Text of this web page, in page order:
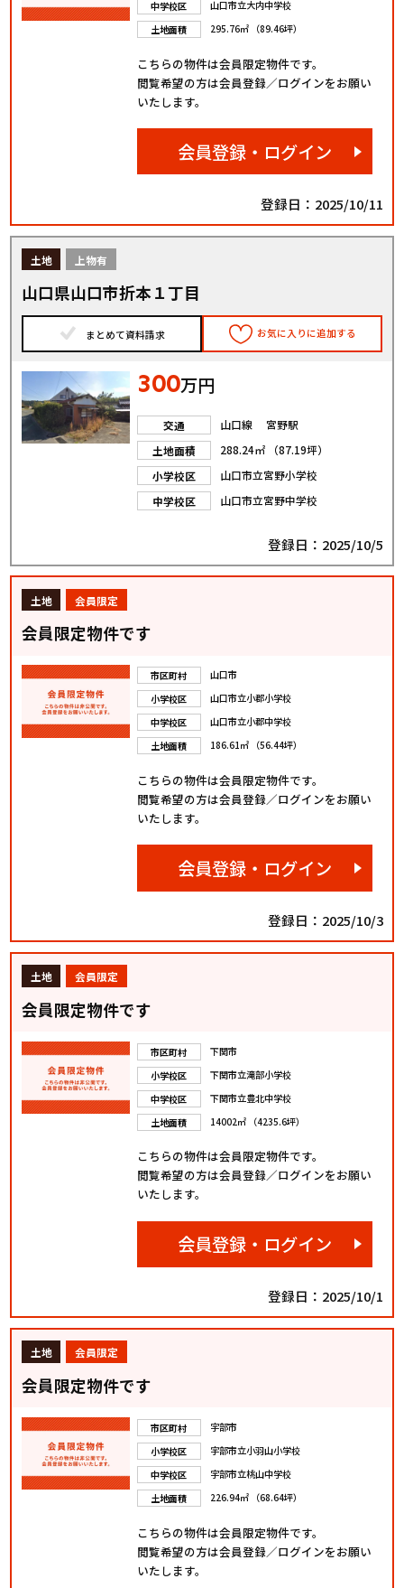
中学校区
山口市立大内中学校
土地面積
295.76㎡ （89.46坪）
こちらの物件は会員限定物件です。
閲覧希望の方は会員登録／ログインをお願い
いたします。
会員登録・ログイン
登録日：2025/10/11
土地 上物有
山口県山口市折本１丁目
まとめて資料請求 お気に入りに追加する
300万円
交通
山口線 宮野駅
土地面積
288.24㎡ （87.19坪）
小学校区
山口市立宮野小学校
中学校区
山口市立宮野中学校
登録日：2025/10/5
土地 会員限定
会員限定物件です
市区町村
山口市
小学校区
山口市立小郡小学校
中学校区
山口市立小郡中学校
土地面積
186.61㎡ （56.44坪）
こちらの物件は会員限定物件です。
閲覧希望の方は会員登録／ログインをお願い
いたします。
会員登録・ログイン
登録日：2025/10/3
土地 会員限定
会員限定物件です
市区町村
下関市
小学校区
下関市立滝部小学校
中学校区
下関市立豊北中学校
土地面積
14002㎡ （4235.6坪）
こちらの物件は会員限定物件です。
閲覧希望の方は会員登録／ログインをお願い
いたします。
会員登録・ログイン
登録日：2025/10/1
土地 会員限定
会員限定物件です
市区町村
宇部市
小学校区
宇部市立小羽山小学校
中学校区
宇部市立桃山中学校
土地面積
226.94㎡ （68.64坪）
こちらの物件は会員限定物件です。
閲覧希望の方は会員登録／ログインをお願い
いたします。